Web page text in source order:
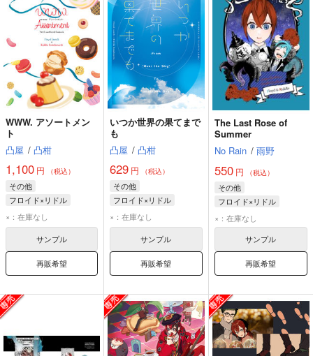
WWW. アソートメン
ト
凸屋 / 凸柑
1,100 円 （税込）
その他
フロイド×リドル
フロイド・リーチ
リドル・ローズハート
×：在庫なし
サンプル
再販希望
いつか世界の果てまで
も
凸屋 / 凸柑
629 円 （税込）
その他
フロイド×リドル
フロイド・リーチ
リドル・ローズハート
×：在庫なし
サンプル
再販希望
The Last Rose of
Summer
No Rain / 雨野
550円 （税込）
その他
フロイド×リドル
リドル・ローズハート
フロイド・リーチ
×：在庫なし
サンプル
再販希望